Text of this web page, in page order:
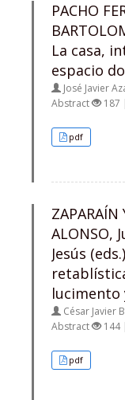
PACHO
La casa,
espacio
José Javier
Abstract
187
pdf
ZAPARAÍN
ALONSO,
Jesús
lucimento
César Javier
Abstract
144
pdf